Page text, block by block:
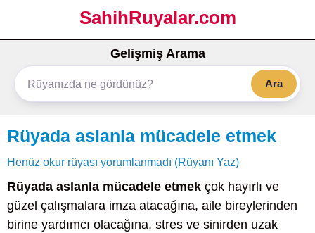
SahihRuyalar.com
Gelişmiş Arama
Ara
Rüyada aslanla mücadele etmek
Henüz okur rüyası yorumlanmadı (Rüyanı Yaz)
Rüyada aslanla mücadele etmek çok hayırlı ve
güzel çalışmalara imza atacağına, aile bireylerinden
birine yardımcı olacağına, stres ve sinirden uzak